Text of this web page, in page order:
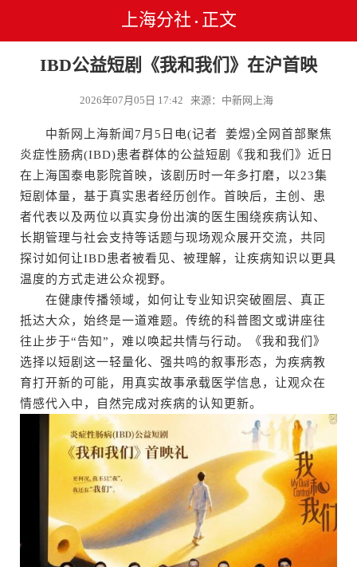
上海分社 • 正文
IBD公益短剧《我和我们》在沪首映
2026年07月05日 17:42 来源：中新网上海
中新网上海新闻7月5日电(记者 姜煜)全网首部聚焦
炎症性肠病(IBD)患者群体的公益短剧《我和我们》近日
在上海国泰电影院首映，该剧历时一年多打磨，以23集
短剧体量，基于真实患者经历创作。首映后，主创、患
者代表以及两位以真实身份出演的医生围绕疾病认知、
长期管理与社会支持等话题与现场观众展开交流，共同
探讨如何让IBD患者被看见、被理解，让疾病知识以更具
温度的方式走进公众视野。
在健康传播领域，如何让专业知识突破圈层、真正
抵达大众，始终是一道难题。传统的科普图文或讲座往
往止步于“告知”，难以唤起共情与行动。《我和我们》
选择以短剧这一轻量化、强共鸣的叙事形态，为疾病教
育打开新的可能，用真实故事承载医学信息，让观众在
情感代入中，自然完成对疾病的认知更新。